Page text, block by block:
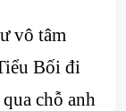
vô tâm
Bối đi
chỗ anh